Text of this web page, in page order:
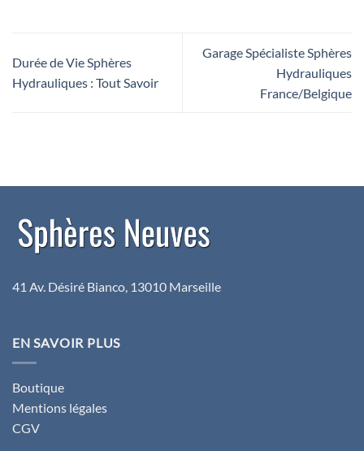
Durée de Vie Sphères
Hydrauliques : Tout Savoir
Garage Spécialiste Sphères
Hydrauliques
France/Belgique
41 Av. Désiré Bianco, 13010 Marseille
EN SAVOIR PLUS
Boutique
Mentions légales
CGV